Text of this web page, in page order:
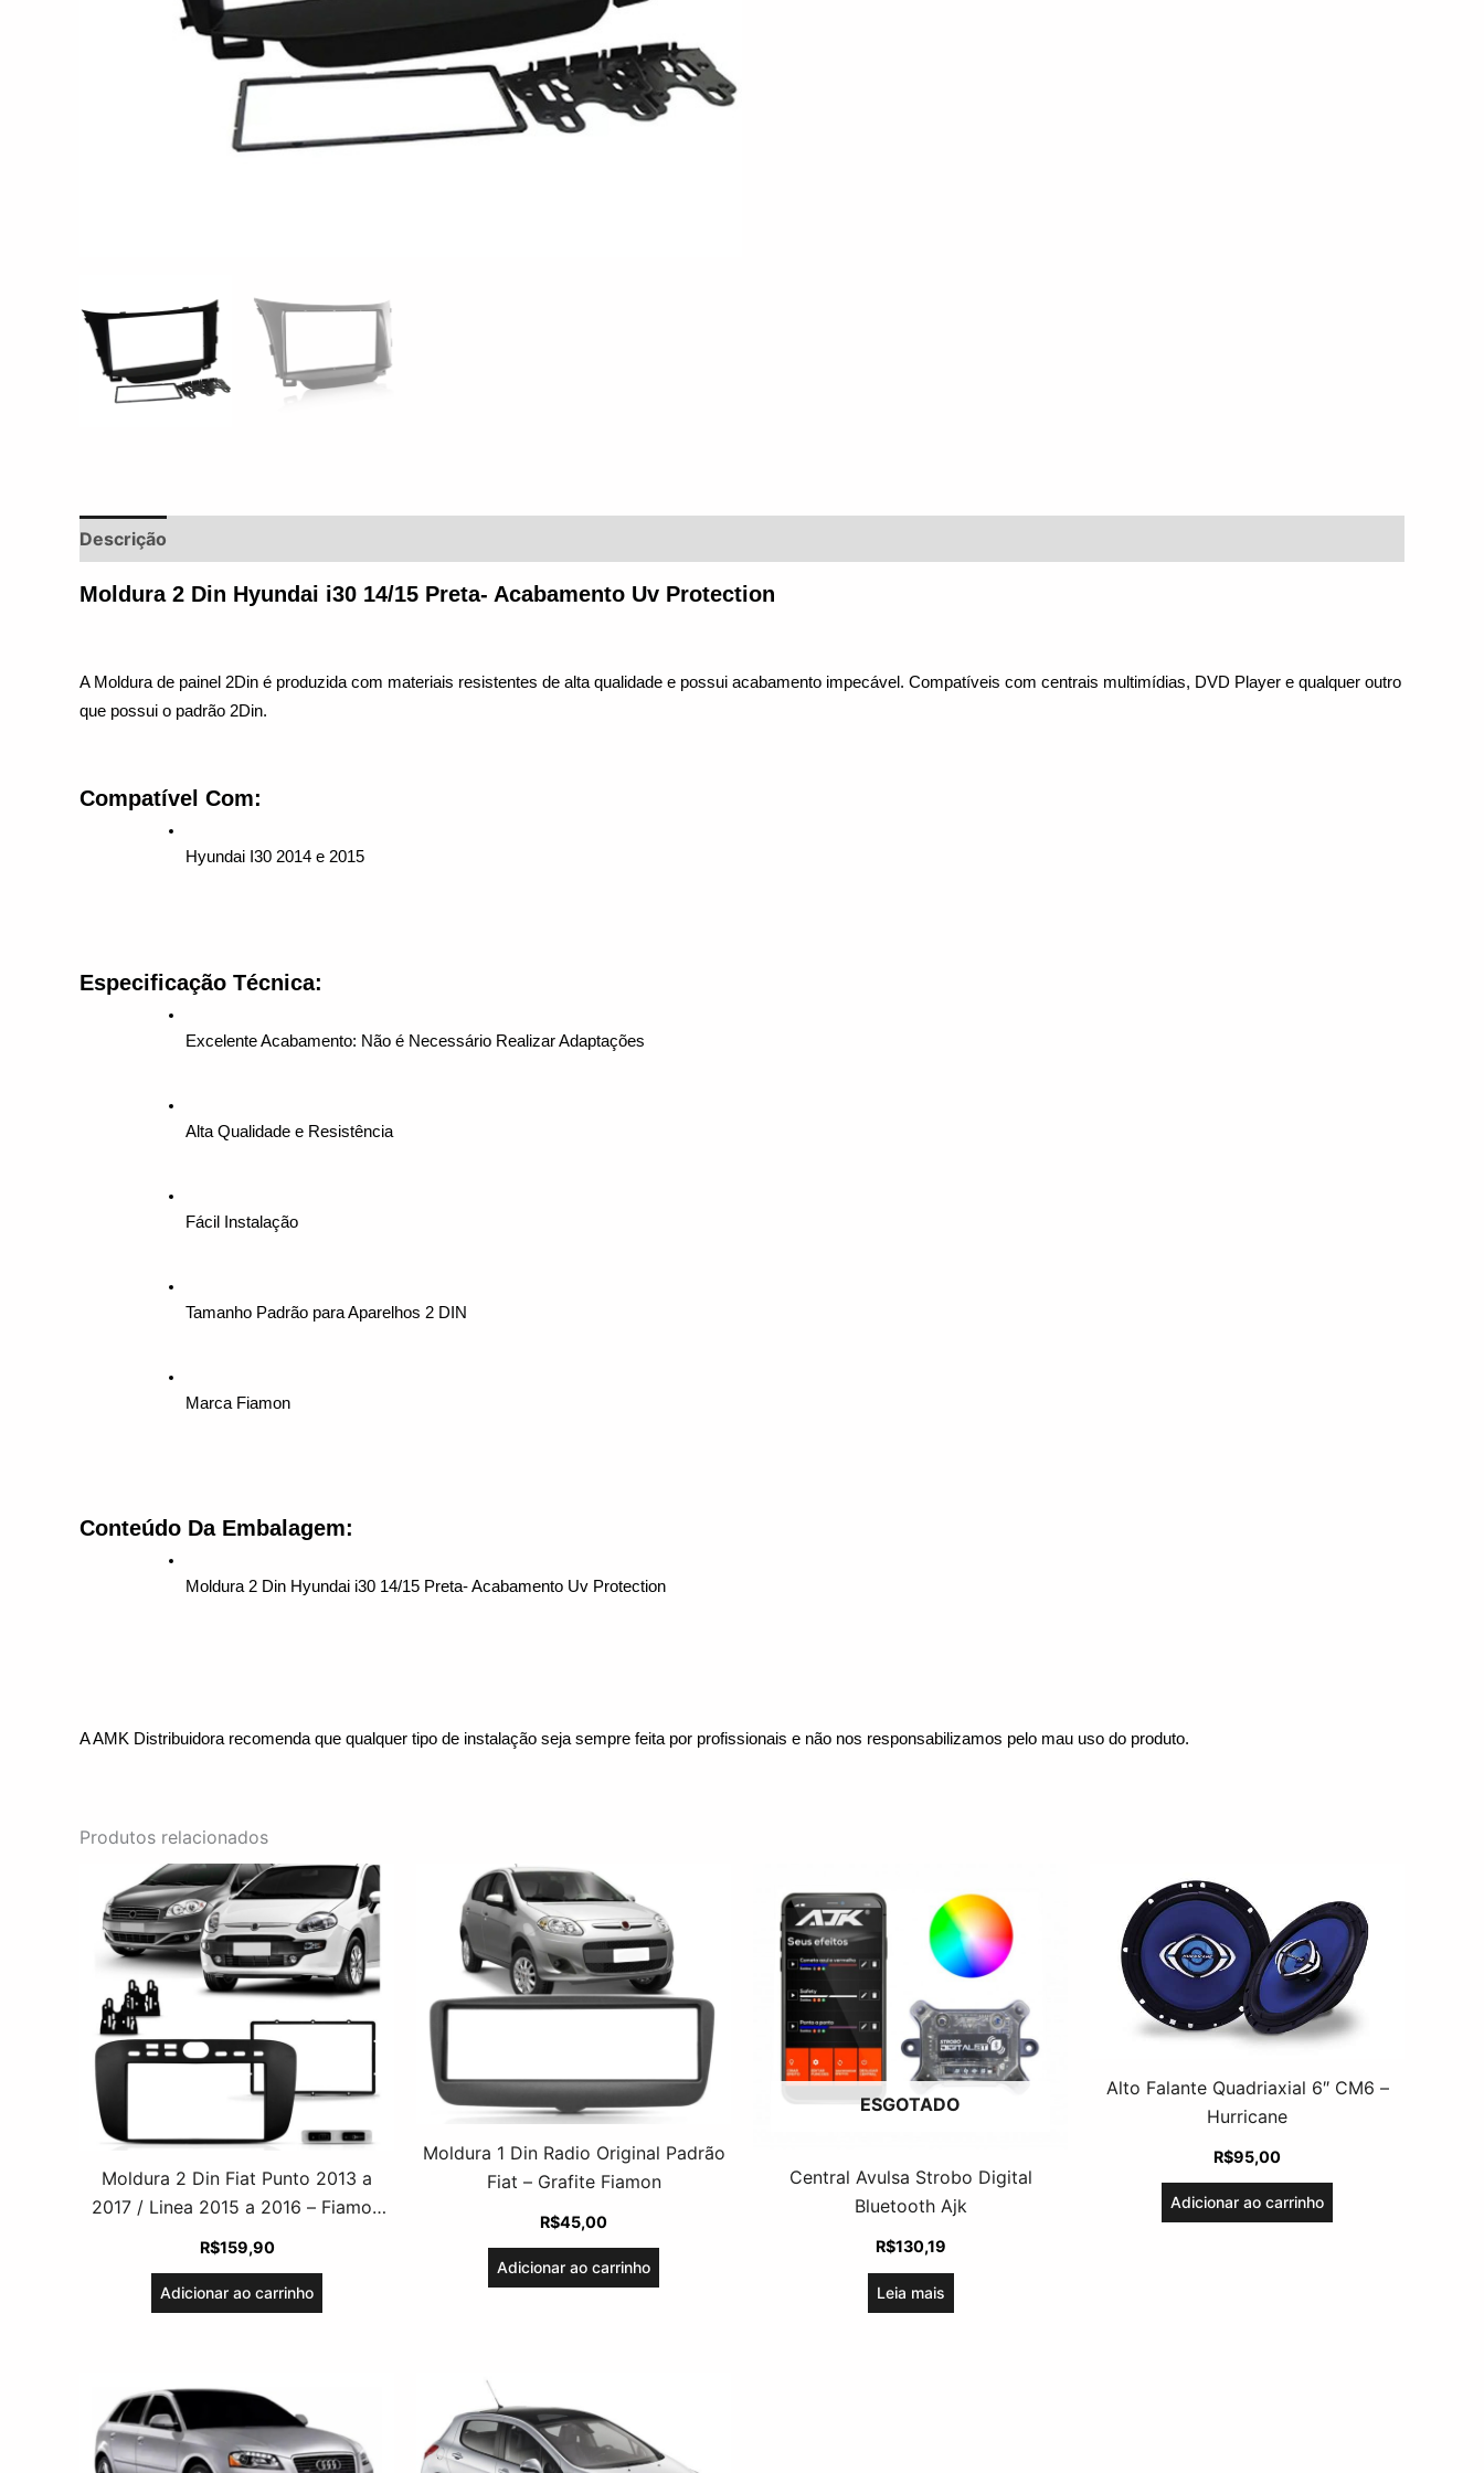
Descrição
Moldura 2 Din Hyundai i30 14/15 Preta- Acabamento Uv Protection
A Moldura de painel 2Din é produzida com materiais resistentes de alta qualidade e possui acabamento impecável. Compatíveis com centrais multimídias, DVD Player e qualquer outro
que possui o padrão 2Din.
Compatível Com:
Hyundai I30 2014 e 2015
Especificação Técnica:
Excelente Acabamento: Não é Necessário Realizar Adaptações
Alta Qualidade e Resistência
Fácil Instalação
Tamanho Padrão para Aparelhos 2 DIN
Marca Fiamon
Conteúdo Da Embalagem:
Moldura 2 Din Hyundai i30 14/15 Preta- Acabamento Uv Protection
A AMK Distribuidora recomenda que qualquer tipo de instalação seja sempre feita por profissionais e não nos responsabilizamos pelo mau uso do produto.
Produtos relacionados
Moldura 2 Din Fiat Punto 2013 a
2017 / Linea 2015 a 2016 – Fiamon
Preto Fosco
R$159,90
Adicionar ao carrinho
Moldura 1 Din Radio Original Padrão
Fiat – Grafite Fiamon
R$45,00
Adicionar ao carrinho
ESGOTADO
Central Avulsa Strobo Digital
Bluetooth Ajk
R$130,19
Leia mais
Alto Falante Quadriaxial 6″ CM6 –
Hurricane
R$95,00
Adicionar ao carrinho